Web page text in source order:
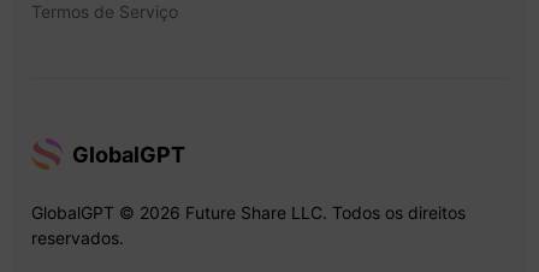
Termos de Serviço
GlobalGPT
GlobalGPT © 2026 Future Share LLC. Todos os direitos
reservados.